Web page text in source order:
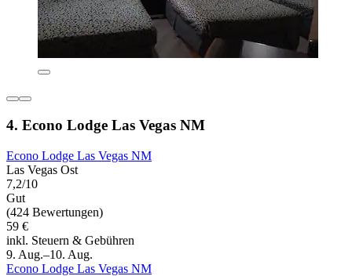
4. Econo Lodge Las Vegas NM
Econo Lodge Las Vegas NM
Las Vegas Ost
7,2/10
Gut
(424 Bewertungen)
59 €
inkl. Steuern & Gebühren
9. Aug.–10. Aug.
Econo Lodge Las Vegas NM